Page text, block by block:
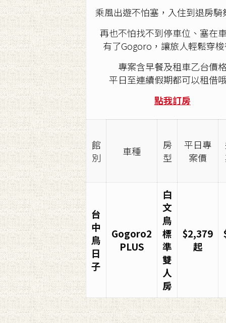
乘風出遊不怕塞，入住到退房騎
再也不怕找不到停車位、塞在
有了Gogoro，讓旅人輕鬆穿
專案含早餐及租車乙台價
平日至連續假期都可以租借
點我訂房
館
別
車種
房
型
平日專
案價
台
中
鳥
日
子
Gogoro2
PLUS
白
文
鳥
標
準
雙
人
房
$2,379
起